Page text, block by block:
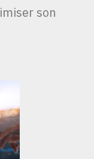
son